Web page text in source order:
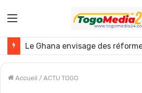
Menu
Le Ghana envisage des
Accueil / ACTU TOGO